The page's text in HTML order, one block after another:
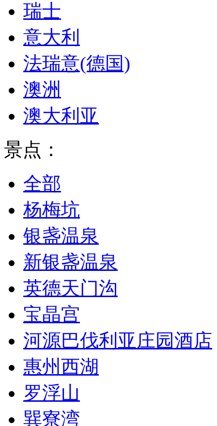
瑞士
意大利
法瑞意(德国)
澳洲
澳大利亚
景点：
全部
杨梅坑
银盏温泉
新银盏温泉
英德天门沟
宝晶宫
河源巴伐利亚庄园酒店
惠州西湖
罗浮山
巽寮湾